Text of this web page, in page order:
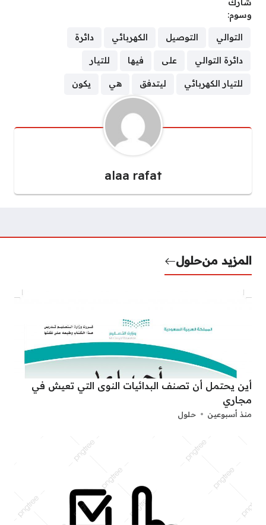
شارك
وسوم:
التوالي التوصيل الكهربائي دائرة
دائرة التوالي على فيها للتيار
للتيار الكهربائي ليتدفق هي يكون
alaa rafat
المزيد منحلول
أين يحتمل أن تصنف البدائيات النوى التي تعيش في
مجاري
منذ أسبوعين حلول